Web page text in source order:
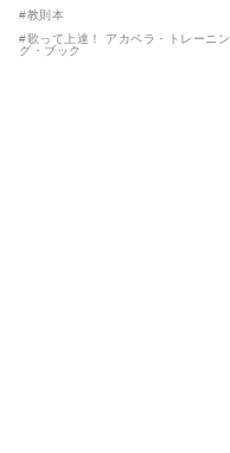
リを公開。
#教則本
#歌って上達！ アカペラ・トレーニン
グ・ブック